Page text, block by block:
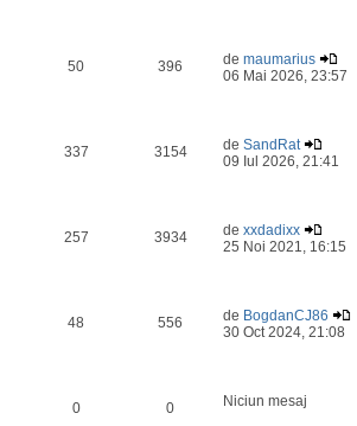
50 396 demaumarius
06 Mai 2026, 23:57
337 3154 deSandRat
09 Iul 2026, 21:41
257 3934 dexxdadixx
25 Noi 2021, 16:15
48 556 de BogdanCJ86
30 Oct 2024, 21:08
0 0 Niciun mesaj